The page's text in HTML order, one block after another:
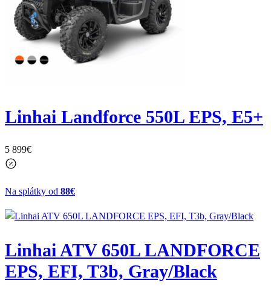
Linhai Landforce 550L EPS, E5+
5 899€
Na splátky od 88€
Linhai ATV 650L LANDFORCE
EPS, EFI, T3b, Gray/Black